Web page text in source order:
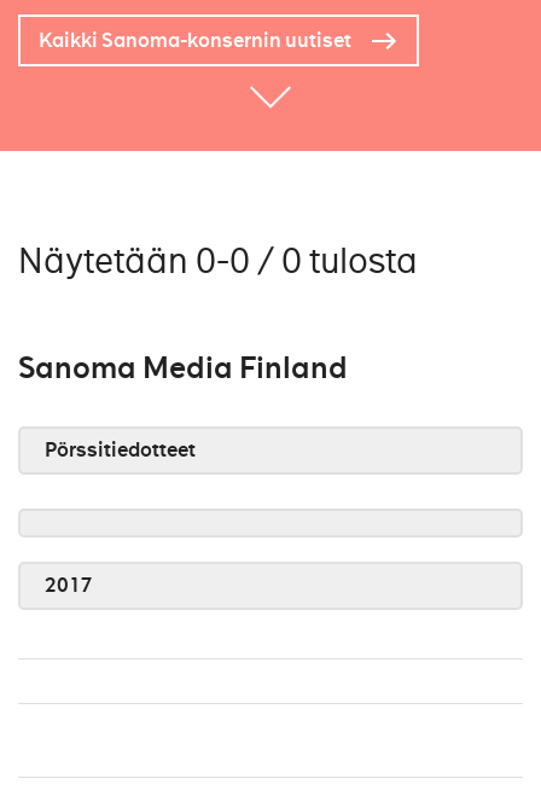
Kaikki Sanoma-konsernin uutiset
Näytetään 0-0 / 0 tulosta
Sanoma Media Finland
Pörssitiedotteet
2017